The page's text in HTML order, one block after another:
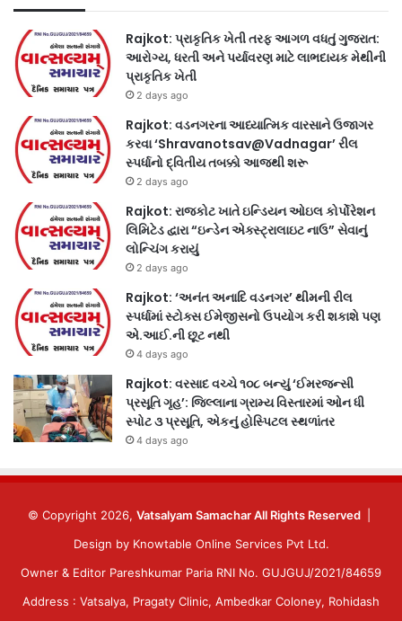
Rajkot: પ્રાકૃતિક ખેતી તરફ આગળ વધતું ગુજરાત:
આરોગ્ય, ધરતી અને પર્યાવરણ માટે લાભદાયક મેથીની
પ્રાકૃતિક ખેતી
2 days ago
Rajkot: વડનગરના આધ્યાત્મિક વારસાને ઉજાગર
કરવા ‘Shravanotsav@Vadnagar’ રીલ
સ્પર્ધાનો દ્વિતીય તબક્કો આજથી શરૂ
2 days ago
Rajkot: રાજકોટ ખાતે ઇન્ડિયન ઓઇલ કોર્પોરેશન
લિમિટેડ દ્વારા “ઇન્ડેન એક્સ્ટ્રાલાઇટ નાઉ” સેવાનું
લોન્ચિંગ કરાયું
2 days ago
Rajkot: ‘અનંત અનાદિ વડનગર’ થીમની રીલ
સ્પર્ધામાં સ્ટોક્સ ઈમેજીસનો ઉપયોગ કરી શકાશે પણ
એ.આઈ.ની છૂટ નથી
4 days ago
Rajkot: વરસાદ વચ્ચે ૧૦૮ બન્યું ‘ઈમરજન્સી
પ્રસૂતિ ગૃહ’: જિલ્લાના ગ્રામ્ય વિસ્તારમાં ઓન ધી
સ્પોટ ૩ પ્રસૂતિ, એકનું હોસ્પિટલ સ્થળાંતર
4 days ago
© Copyright 2026, Vatsalyam Samachar All Rights Reserved
Design by Knowtable Online Services Pvt Ltd.
Owner & Editor Pareshkumar Paria RNI No. GUJGUJ/2021/84659
Address : Vatsalya, Pragaty Clinic, Ambedkar Coloney, Rohidash